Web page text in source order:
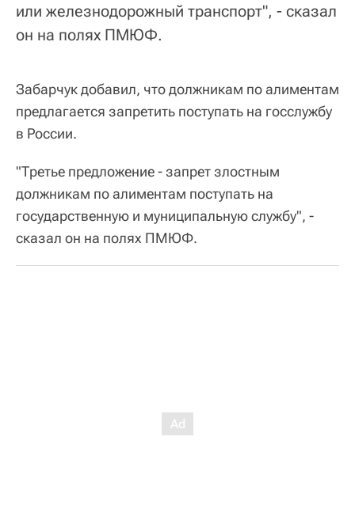
или железнодорожный транспорт", - сказал
он на полях ПМЮФ.
Забарчук добавил, что должникам по алиментам
предлагается запретить поступать на госслужбу
в России.
"Третье предложение - запрет злостным
должникам по алиментам поступать на
государственную и муниципальную службу", -
сказал он на полях ПМЮФ.